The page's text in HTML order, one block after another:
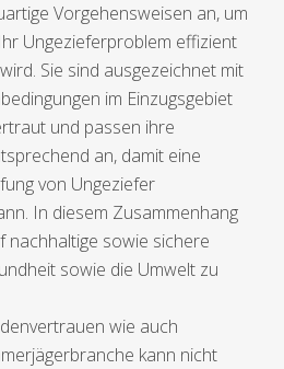
Vorgehensweisen an, um
Ungezieferproblem effizient
Sie sind ausgezeichnet mit
im Einzugsgebiet
und passen ihre
an, damit eine
von Ungeziefer
In diesem Zusammenhang
nachhaltige sowie sichere
sowie die Umwelt zu
wie auch
kann nicht